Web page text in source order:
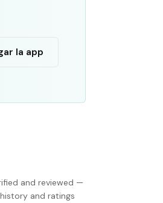
la app
and reviewed —
and ratings